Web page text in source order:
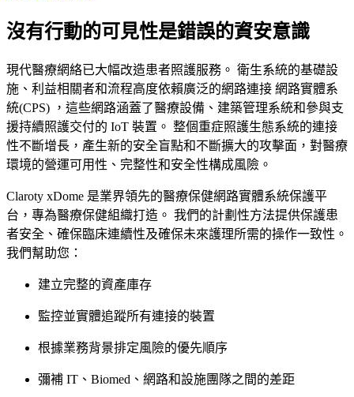
沒有行動的可見性是錯誤的資安意識
現代醫療網絡已大幅改造患者照護服務。 衛生系統的基礎設
施、利益相關者和流程高度依賴廣泛的網路連接 網路實體系
統(CPS) ，這些網路涵蓋了醫療設備、建築管理系統和參與支
援持續照護交付的 IoT 裝置。 整個重症照護生態系統的連接
性不斷增長，產生新的安全盲點和不斷擴大的攻擊面，對醫療
環境的營運可用性、完整性和安全性構成風險。
Claroty xDome 是業界領先的醫療保健網路實體系統保護平
台，專為醫療保健組織打造。 我們的計劃性方法提供保護患
者安全、確保臨床連續性及確保未來護理所需的操作一致性。
我們幫助您：
建立完整的資產庫存
監控並實體追蹤所有連接的裝置
根據業務背景排定風險的優先順序
彌補 IT、Biomed、網路和設施團隊之間的差距